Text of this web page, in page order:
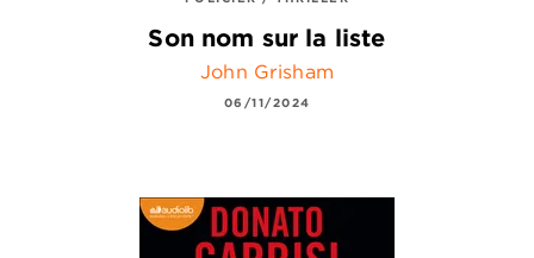
Son nom sur la liste
John Grisham
06/11/2024